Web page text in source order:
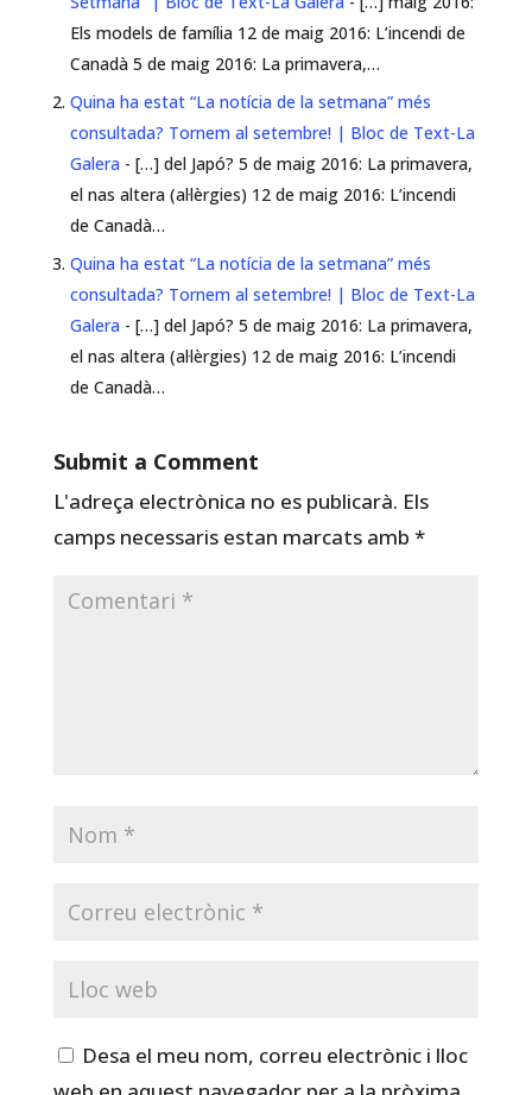
Els models de família 12 de maig 2016: L’incendi de
Canadà 5 de maig 2016: La primavera,…
Quina ha estat “La notícia de la setmana” més
consultada? Tornem al setembre! | Bloc de Text-La
Galera- […] del Japó? 5 de maig 2016: La primavera,
el nas altera (al·lèrgies) 12 de maig 2016: L’incendi
de Canadà…
Quina ha estat “La notícia de la setmana” més
consultada? Tornem al setembre! | Bloc de Text-La
Galera- […] del Japó? 5 de maig 2016: La primavera,
el nas altera (al·lèrgies) 12 de maig 2016: L’incendi
de Canadà…
Submit a Comment
L'adreça electrònica no es publicarà. Els
camps necessaris estan marcats amb *
Desa el meu nom, correu electrònic i lloc